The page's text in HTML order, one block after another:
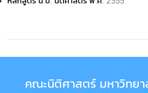
คณะนิติศาสตร์ มหาวิทย